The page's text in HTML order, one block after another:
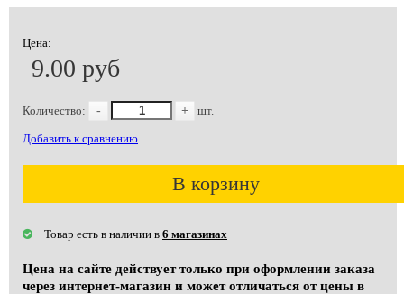
Цена:
9.00 руб
Количество: - + шт.
Добавить к сравнению
В корзину
Товар есть в наличии в 6 магазинах
Цена на сайте действует только при оформлении заказа
через интернет-магазин и может отличаться от цены в